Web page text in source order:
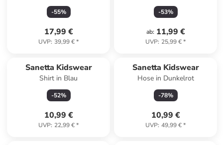
-55%
17,99 €
UVP: 39,99 €*
-53%
ab: 11,99 €
UVP: 25,99 €*
Sanetta Kidswear
Shirt in Blau
-52%
10,99 €
UVP: 22,99 €*
Sanetta Kidswear
Hose in Dunkelrot
-78%
10,99 €
UVP: 49,99 €*